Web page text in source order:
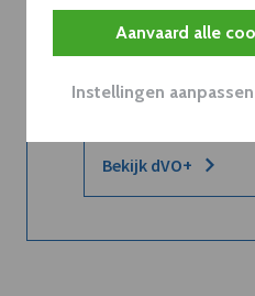
Aanvaard alle
Instellingen aanpassen
leren kennen maar
dVO helpt u het
Bekijk dVO+